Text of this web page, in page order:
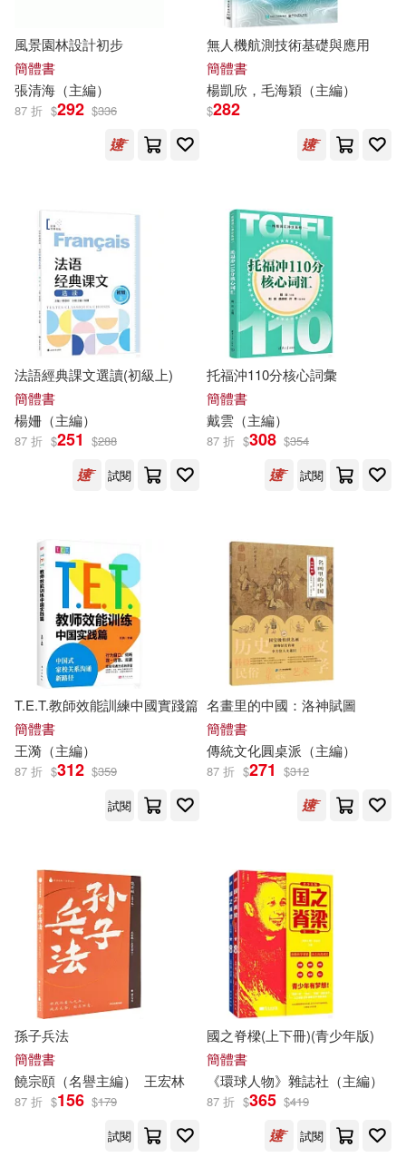
華文基礎教育研究院（主編）(75)
奚曉明（主編）(74)
曹緯浚（主編）(74)
田榮俊（主編）(74)
譚樹輝（主編）(74)
張愛玲(73)
衛英霞（主編）(73)
VALCLIMB(72) 丸戸史明(72)
孔祥濤（主編）(72)
王長喜（主編）(72)
裴春艷（主編）(72)
楊建峰（主編）(71)
王靜（主編）(71) 蔡東藩(71)
陶紅亮（主編）(71)
國務院法制辦公室(70)
末永萌乃(70)
李莉（主編）(70)
賈德江 主編(70)
MACプラス(69)
王麗（主編）(69)
最高人民法院出版社(902)
說頻文化(901)
北京工藝美術出版社(891)
中央編譯出版社(889)
中國海洋大學出版社(886)
中國科學技術出版社(876)
光明日報出版社(875)
中國傳媒大學出版社(872)
龍門書局(861)
中國科學技術大學出版社(845)
安徽美術出版社(842)
河南大學出版社(830)
陝西師範大學出版社(818)
湖北科學技術出版社(812)
江蘇人民出版社(802)
中國三峽出版社(795)
中央廣播電視大學出版社(784)
風景園林設計初步
簡體書
張清海（主編）
87 折 $292 $336
無人機航測技術基礎與應用
簡體書
楊凱欣，毛海穎（主編）
$282
法語經典課文選讀(初級上)
簡體書
楊姍（主編）
87 折 $251 $288
試閱
托福沖110分核心詞彙
簡體書
戴雲（主編）
87 折 $308 $354
試閱
T.E.T.教師效能訓練中國實踐篇
簡體書
王漪（主編）
87 折 $312 $359
試閱
名畫里的中國：洛神賦圖
簡體書
傳統文化圓桌派（主編）
87 折 $271 $312
孫子兵法
簡體書
饒宗頤（名譽主編） 王宏林
87 折 $156 $179
試閱
國之脊樑(上下冊)(青少年版)
簡體書
《環球人物》雜誌社（主編）
87 折 $365 $419
試閱